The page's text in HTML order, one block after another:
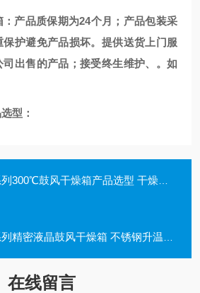
产品质保期为24个月；产品包装采
保护避免产品损坏。提供送货上门服
出售的产品；接受终生维护、。如
型：
300℃鼓风干燥箱产品选型 干燥箱售后维护
密液晶鼓风干燥箱 不锈钢升温控速定制干燥箱
在线留言